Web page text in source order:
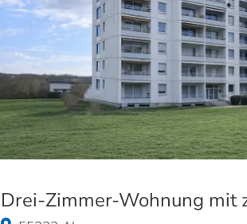
Drei-Zimmer-Wohnung mit